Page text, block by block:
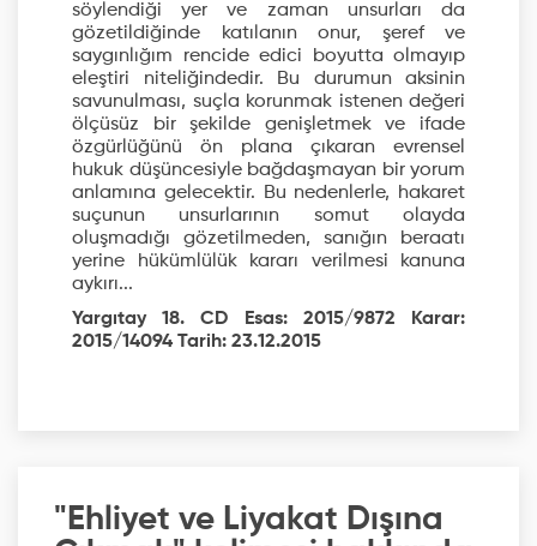
söylendiği yer ve zaman unsurları da
gözetildiğinde katılanın onur, şeref ve
saygınlığım rencide edici boyutta olmayıp
eleştiri niteliğindedir. Bu durumun aksinin
savunulması, suçla korunmak istenen değeri
ölçüsüz bir şekilde genişletmek ve ifade
özgürlüğünü ön plana çıkaran evrensel
hukuk düşüncesiyle bağdaşmayan bir yorum
anlamına gelecektir. Bu nedenlerle, hakaret
suçunun unsurlarının somut olayda
oluşmadığı gözetilmeden, sanığın beraatı
yerine hükümlülük kararı verilmesi kanuna
aykırı...
Yargıtay 18. CD Esas: 2015/9872 Karar:
2015/14094 Tarih: 23.12.2015
"Ehliyet ve Liyakat Dışına